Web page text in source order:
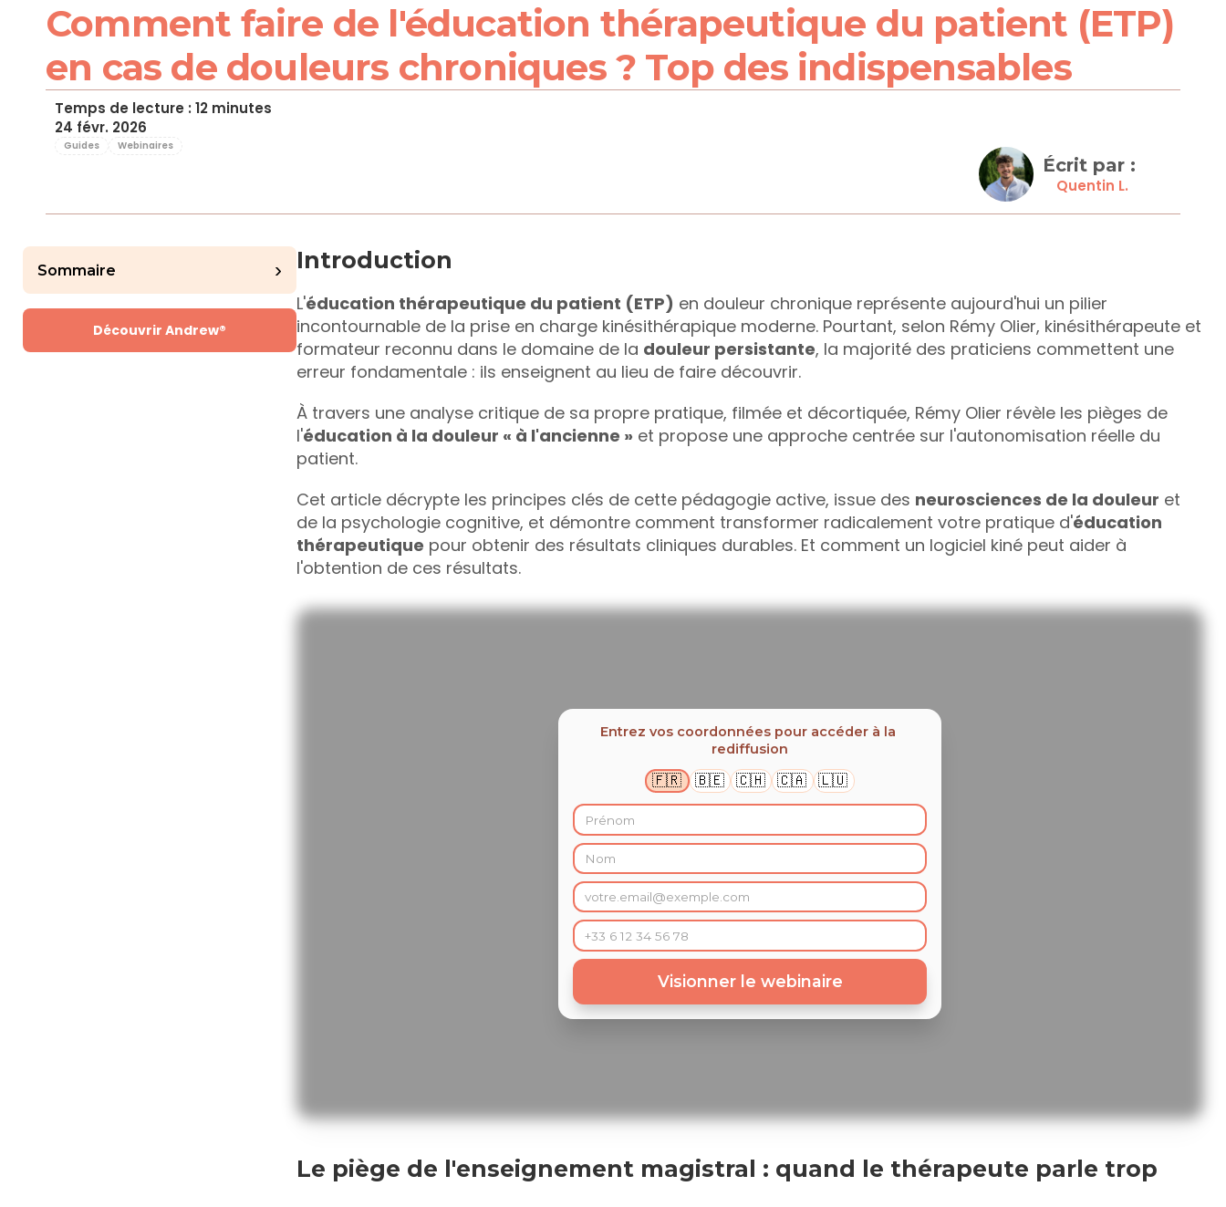
Comment faire de l'éducation thérapeutique du patient (ETP)
en cas de douleurs chroniques ? Top des indispensables
Temps de lecture : 12 minutes
24 févr. 2026
Guides Webinaires
Écrit par :
Quentin L.
Sommaire ›
Découvrir Andrew®
Introduction
L'éducation thérapeutique du patient (ETP) en douleur chronique représente aujourd'hui un pilier
incontournable de la prise en charge kinésithérapique moderne. Pourtant, selon Rémy Olier, kinésithérapeute et
formateur reconnu dans le domaine de la douleur persistante, la majorité des praticiens commettent une
erreur fondamentale : ils enseignent au lieu de faire découvrir.
À travers une analyse critique de sa propre pratique, filmée et décortiquée, Rémy Olier révèle les pièges de
l'éducation à la douleur « à l'ancienne » et propose une approche centrée sur l'autonomisation réelle du
patient.
Cet article décrypte les principes clés de cette pédagogie active, issue des neurosciences de la douleur et
de la psychologie cognitive, et démontre comment transformer radicalement votre pratique d'éducation
thérapeutique pour obtenir des résultats cliniques durables. Et comment un logiciel kiné peut aider à
l'obtention de ces résultats.
Entrez vos coordonnées pour accéder à la
rediffusion
🇫🇷 🇧🇪 🇨🇭 🇨🇦 🇱🇺
Visionner le webinaire
Le piège de l'enseignement magistral : quand le thérapeute parle trop